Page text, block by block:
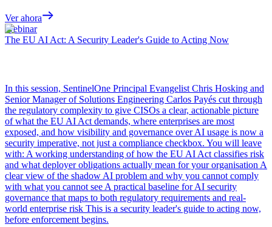
Ver ahora
Webinar
The EU AI Act: A Security Leader's Guide to Acting Now
In this session, SentinelOne Principal Evangelist Chris Hosking and
Senior Manager of Solutions Engineering Carlos Payés cut through
the regulatory complexity to give CISOs a clear, actionable picture
of what the EU AI Act demands, where enterprises are most
exposed, and how visibility and governance over AI usage is now a
security imperative, not just a compliance checkbox. You will leave
with: A working understanding of how the EU AI Act classifies risk
and what deployer obligations actually mean for your organisation A
clear view of the shadow AI problem and why you cannot comply
with what you cannot see A practical baseline for AI security
governance that maps to both regulatory requirements and real-
world enterprise risk This is a security leader's guide to acting now,
before enforcement begins.